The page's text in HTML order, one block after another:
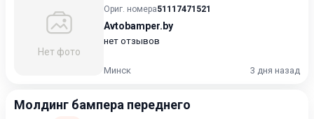
Нет фото
Ориг. номера51117471521
Avtobamper.by
нет отзывов
Минск 3 дня назад
Молдинг бампера переднего